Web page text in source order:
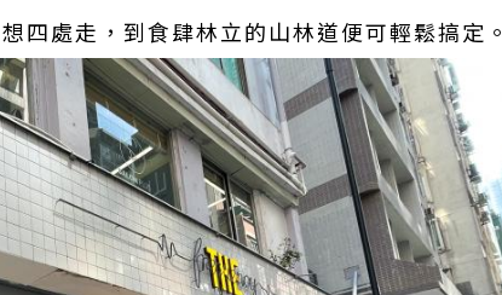
四處走，到食肆林立的山林道便可輕鬆搞定。